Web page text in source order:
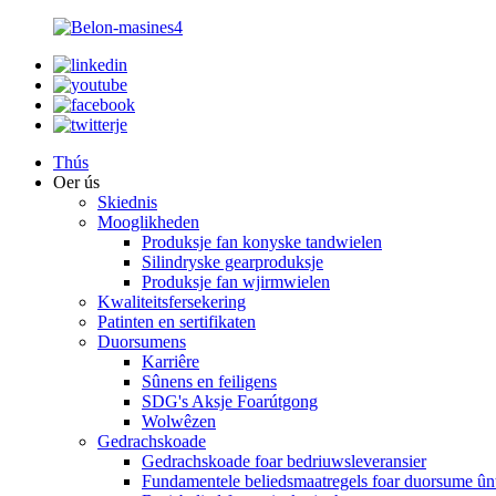
Thús
Oer ús
Skiednis
Mooglikheden
Produksje fan konyske tandwielen
Silindryske gearproduksje
Produksje fan wjirmwielen
Kwaliteitsfersekering
Patinten en sertifikaten
Duorsumens
Karriêre
Sûnens en feiligens
SDG's Aksje Foarútgong
Wolwêzen
Gedrachskoade
Gedrachskoade foar bedriuwsleveransier
Fundamentele beliedsmaatregels foar duorsume